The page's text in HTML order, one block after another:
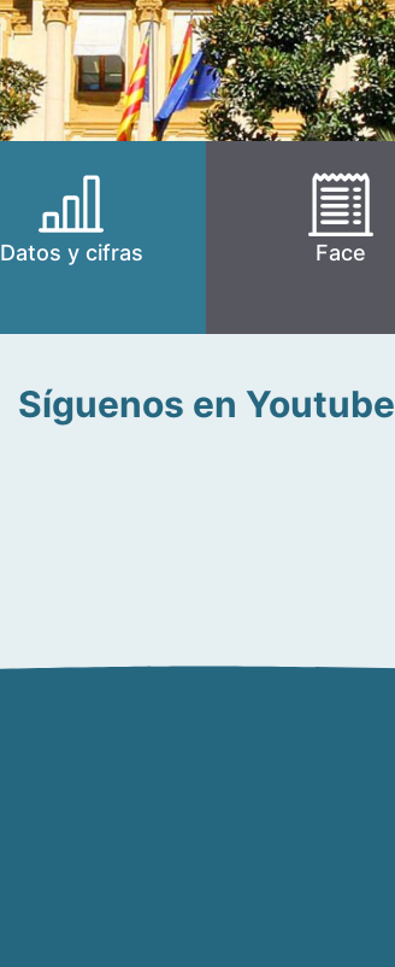
Datos y cifras Face
Síguenos en Youtube